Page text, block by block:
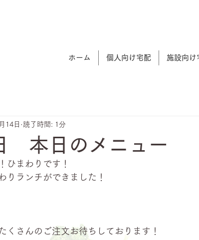
ホーム 個人向け宅配 施設向け
本日のメニュー
14日 読了時間: 1分
ひまわりです！
りランチができました！
くさんのご注文お待ちしております！